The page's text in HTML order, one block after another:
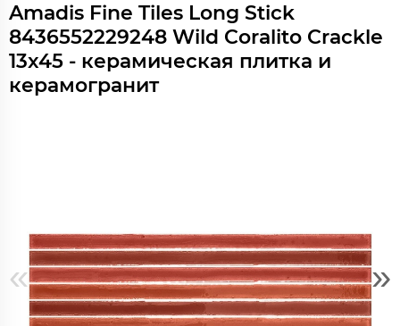
Amadis Fine Tiles Long Stick
8436552229248 Wild Coralito Crackle
13x45 - керамическая плитка и
керамогранит
« »